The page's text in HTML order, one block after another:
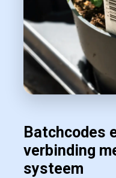
Batchcodes
verbinding
systeem